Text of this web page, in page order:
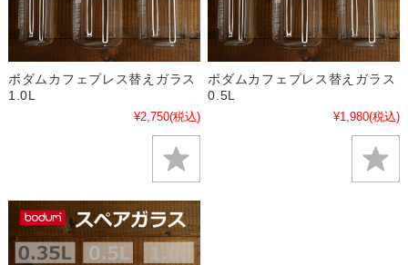
ボダムカフェプレス替えガラス
1.0L
¥2,750(税込)
ボダムカフェプレス替えガラス
0.5L
¥1,980(税込)